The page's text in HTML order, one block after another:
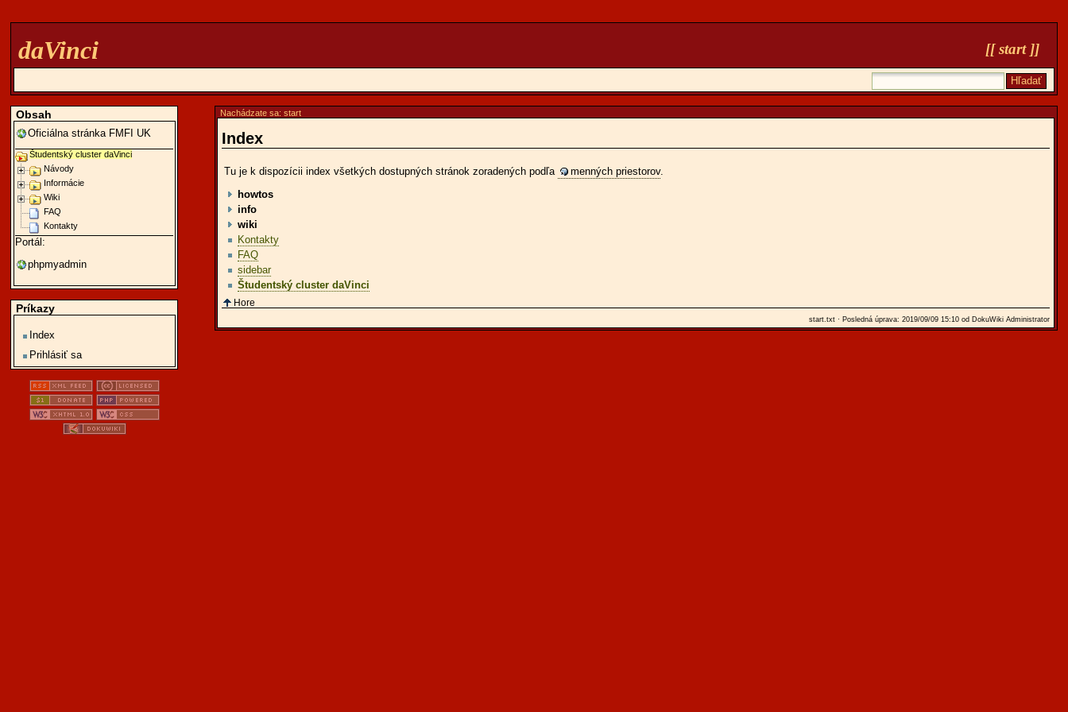
daVinci [[start]]
Nachádzate sa:start
Index
Tu je k dispozícii index všetkých dostupných stránok zoradených podľa menných priestorov.
howtos
info
wiki
Kontakty
FAQ
sidebar
Študentský cluster daVinci
Hore
start.txt· Posledná úprava: 2019/09/09 15:10 od DokuWiki Administrator
Obsah
Oficiálna stránka FMFI UK
Študentský cluster daVinci
Návody
Informácie
Wiki
FAQ
Kontakty
Portál:
phpmyadmin
Príkazy
Index
Prihlásiť sa